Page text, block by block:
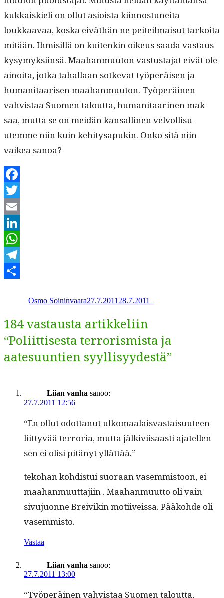
kukkaiskieli on ollut asioista kiin­nos­tunei­ta
loukkaavaa, kos­ka eiväthän ne peit­eil­maisut tarkoi­ta
mitään. Ihmisil­lä on kuitenkin oikeus saa­da vas­taus
kysymyk­si­in­sä. Maa­han­muu­ton vas­tus­ta­jat eivät ole
ain­oi­ta, jot­ka tahal­laan sotke­vat työperäisen ja
human­i­taarisen maa­han­muu­ton. Työperäi­nen
vahvis­taa Suomen talout­ta, human­i­taari­nen mak­
saa, mut­ta se on mei­dän kansalli­nen velvol­lisu­
utemme niin kuin kehi­tys­a­pukin. Onko sitä niin
vaikea sanoa?
Facebook
Twitter
Email
LinkedIn
WhatsApp
Telegram
Osmo Soininvaara27.7.2011 28.7.2011
184 vastausta artikkeliin
“Poliittisesta terrorismista ja
aatesuuntien syyllisyydestä”
Liian vanha sanoo:
27.7.2011 12:56
“En ollut odot­tanut ulko­maalais­vas­taisu­u­teen
liit­tyvää ter­ro­r­ia, mut­ta jälkivi­isaasti ajatellen
sen ei olisi pitänyt yllättää.”
teko­han kohdis­tui suo­raan vasem­mis­toon, ei
maa­han­muut­ta­ji­in . Maa­han­muut­to oli vain
sivu­juonne Breivikin moti­iveis­sa. Pääko­hde oli
vasemmisto.
Vastaa
Liian vanha sanoo:
27.7.2011 13:00
“Työperäi­nen vahvis­taa Suomen talout­ta,